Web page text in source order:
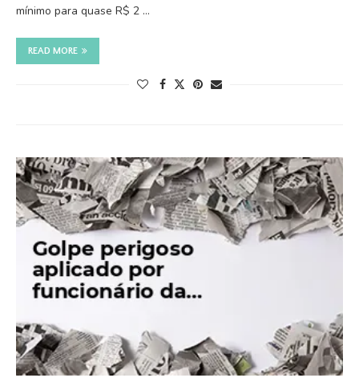
mínimo para quase R$ 2 …
READ MORE